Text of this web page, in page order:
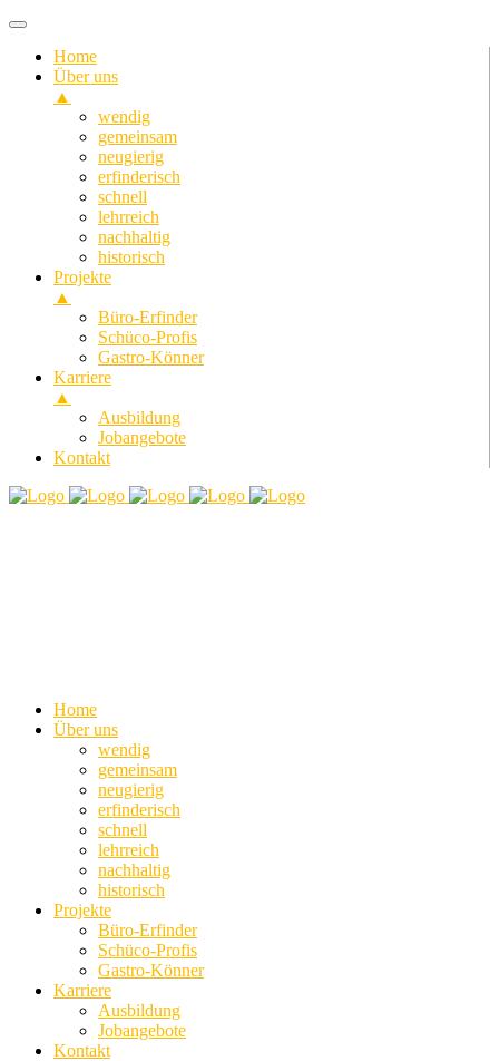
Home
Über uns
▲
wendig
gemeinsam
neugierig
erfinderisch
schnell
lehrreich
nachhaltig
historisch
Projekte
▲
Büro-Erfinder
Schüco-Profis
Gastro-Könner
Karriere
▲
Ausbildung
Jobangebote
Kontakt
Home
Über uns
wendig
gemeinsam
neugierig
erfinderisch
schnell
lehrreich
nachhaltig
historisch
Projekte
Büro-Erfinder
Schüco-Profis
Gastro-Könner
Karriere
Ausbildung
Jobangebote
Kontakt